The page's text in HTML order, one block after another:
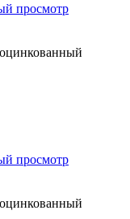
просмотр
просмотр